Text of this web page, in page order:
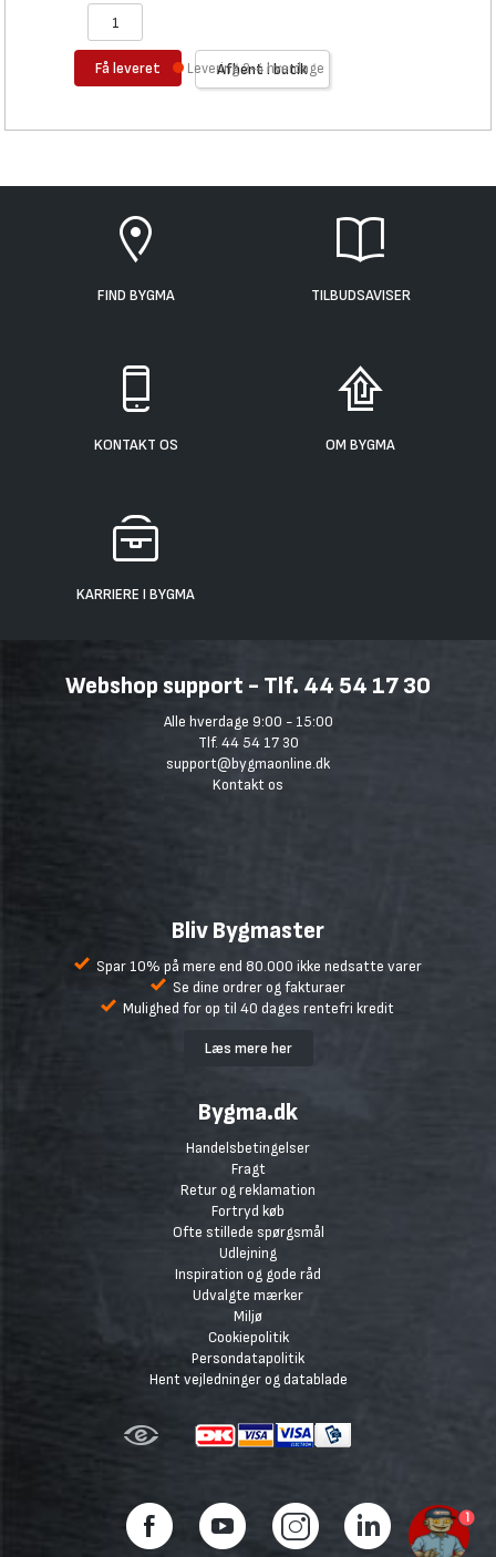
Få leveret Afhent i butik
Levering 3-4 hverdage
FIND BYGMA TILBUDSAVISER
KONTAKT OS OM BYGMA
KARRIERE I BYGMA
Webshop support - Tlf. 44 54 17 30
Alle hverdage 9:00 - 15:00
Tlf. 44 54 17 30
support@bygmaonline.dk
Kontakt os
Bliv Bygmaster
Spar 10% på mere end 80.000 ikke nedsatte varer
Se dine ordrer og fakturaer
Mulighed for op til 40 dages rentefri kredit
Læs mere her
Bygma.dk
Handelsbetingelser
Fragt
Retur og reklamation
Fortryd køb
Ofte stillede spørgsmål
Udlejning
Inspiration og gode råd
Udvalgte mærker
Miljø
Cookiepolitik
Persondatapolitik
Hent vejledninger og datablade
1